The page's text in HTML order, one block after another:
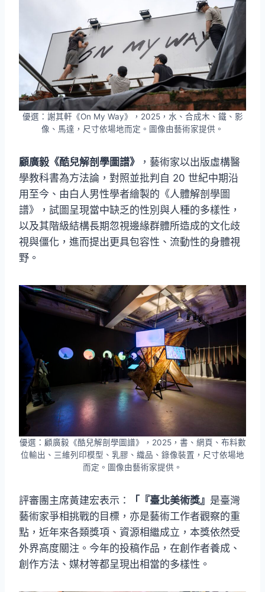
優選：謝其軒《On My Way》，2025，水、合成木、鐵、影
像、馬達，尺寸依場地而定。圖像由藝術家提供。
顧廣毅《酷兒解剖學圖譜》
，藝術家以出版虛構醫
學教科書為方法論，對照並批判自 20 世紀中期沿
用至今、由白人男性學者繪製的《人體解剖學圖
譜》，試圖呈現當中缺乏的性別與人種的多樣性，
以及其階級結構長期忽視邊緣群體所造成的文化歧
視與僵化，進而提出更具包容性、流動性的身體視
野。
優選：顧廣毅《酷兒解剖學圖譜》，2025，書、網頁、布料數
位輸出、三維列印模型、乳膠、織品、錄像裝置，尺寸依場地
而定。圖像由藝術家提供。
評審團主席黃建宏表示： 「『臺北美術獎』 是臺灣
藝術家爭相挑戰的目標，亦是藝術工作者觀察的重
點，近年來各類獎項、資源相繼成立，本獎依然受
外界高度關注。今年的投稿作品，在創作者養成、
創作方法、媒材等都呈現出相當的多樣性。